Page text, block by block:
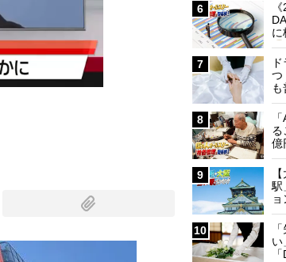
6
に
7
つ
8
る
億
9
駅
10
い